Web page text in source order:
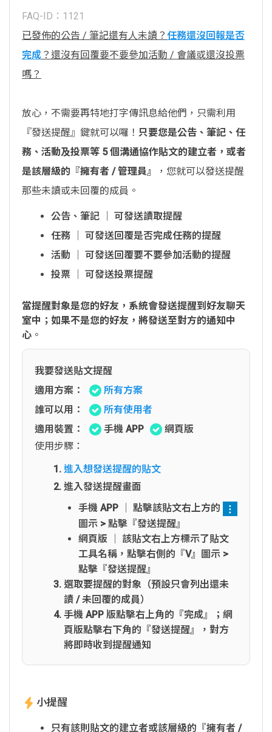
FAQ-ID：1121
已發佈的公告 / 筆記還有人未讀？ 任務還沒回報是否
完成 ？還沒有回覆要不要參加活動 / 會議或還沒投票
嗎？
放心，不需要再特地打字傳訊息給他們，只需利用
『發送提醒』鍵就可以囉！ 只要您是公告、筆記、任
務、活動及投票等 5 個溝通協作貼文的建立者，或者
是該層級的『擁有者 / 管理員』
，您就可以發送提醒
那些未讀或未回覆的成員。
公告、筆記 │ 可發送讀取提醒
任務 │ 可發送回覆是否完成任務的提醒
活動 │ 可發送回覆要不要參加活動的提醒
投票 │ 可發送投票提醒
當提醒對象是您的好友，系統會發送提醒到好友聊天
室中；如果不是您的好友，將發送至對方的通知中
心 。
我要發送貼文提醒
適用方案：
所有方案
誰可以用：
所有使用者
適用裝置：
手機 APP
網頁版
使用步驟：
進入想發送提醒的貼文
進入發送提醒畫面
手機 APP │ 點擊該貼文右上方的
圖示 > 點擊『發送提醒』
網頁版 │ 該貼文右上方標示了貼文
工具名稱，點擊右側的『V』圖示 >
點擊『發送提醒』
選取要提醒的對象（預設只會列出還未
讀 / 未回覆的成員）
手機 APP 版點擊右上角的『完成』；網
頁版點擊右下角的『發送提醒』，對方
將即時收到提醒通知
小提醒
只有該則貼文的建立者或該層級的『擁有者 /